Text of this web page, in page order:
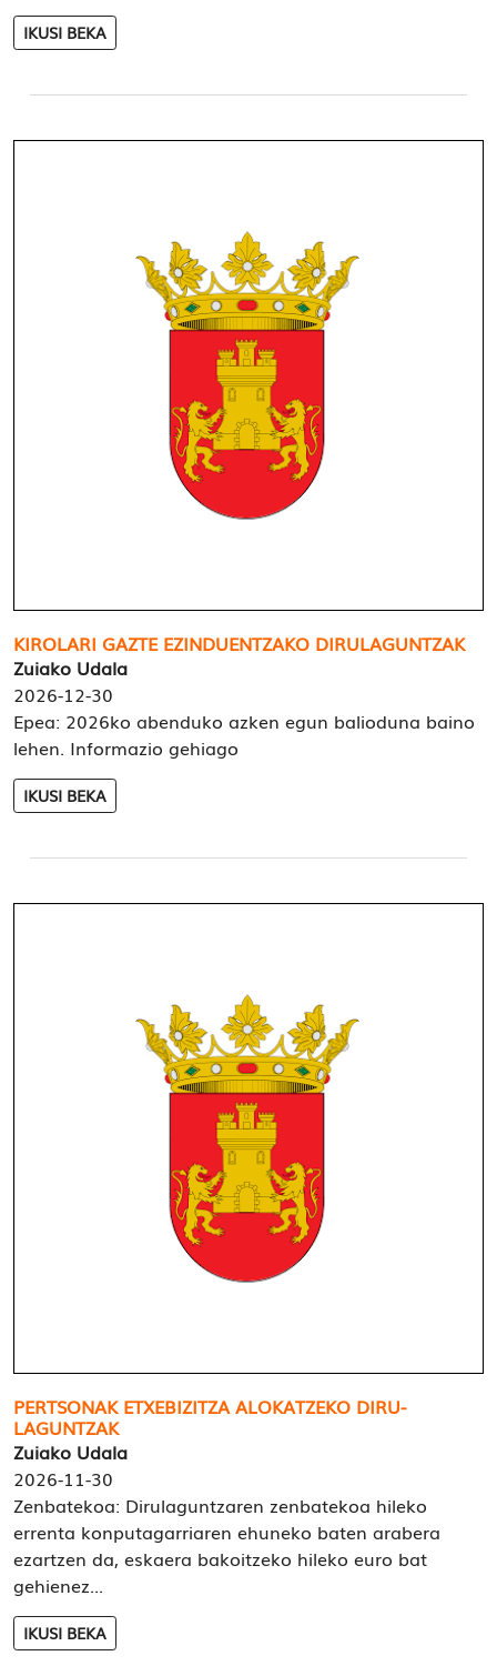
IKUSI BEKA
KIROLARI GAZTE EZINDUENTZAKO DIRULAGUNTZAK
Zuiako Udala
2026-12-30
Epea: 2026ko abenduko azken egun balioduna baino
lehen. Informazio gehiago
IKUSI BEKA
PERTSONAK ETXEBIZITZA ALOKATZEKO DIRU-
LAGUNTZAK
Zuiako Udala
2026-11-30
Zenbatekoa: Dirulaguntzaren zenbatekoa hileko
errenta konputagarriaren ehuneko baten arabera
ezartzen da, eskaera bakoitzeko hileko euro bat
gehienez...
IKUSI BEKA